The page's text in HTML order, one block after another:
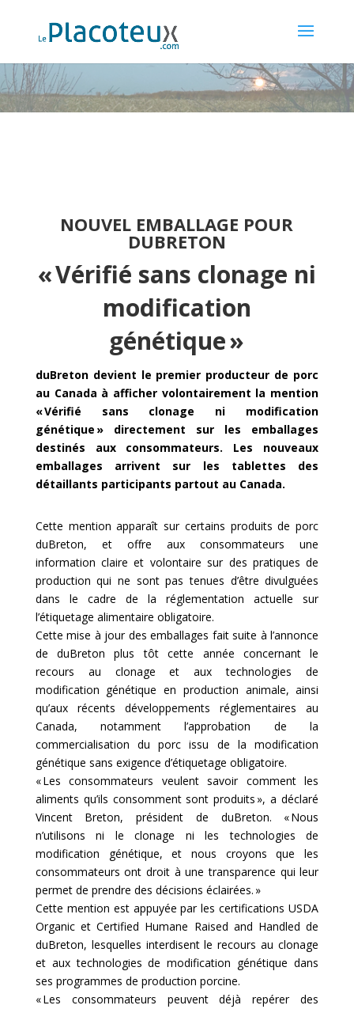
NOUVEL EMBALLAGE POUR
DUBRETON
« Vérifié sans clonage ni
modification
génétique »
duBreton devient le premier producteur de porc
au Canada à afficher volontairement la mention
« Vérifié sans clonage ni modification
génétique » directement sur les emballages
destinés aux consommateurs. Les nouveaux
emballages arrivent sur les tablettes des
détaillants participants partout au Canada.
Cette mention apparaît sur certains produits de porc
duBreton, et offre aux consommateurs une
information claire et volontaire sur des pratiques de
production qui ne sont pas tenues d’être divulguées
dans le cadre de la réglementation actuelle sur
l’étiquetage alimentaire obligatoire.
Cette mise à jour des emballages fait suite à l’annonce
de duBreton plus tôt cette année concernant le
recours au clonage et aux technologies de
modification génétique en production animale, ainsi
qu’aux récents développements réglementaires au
Canada, notamment l’approbation de la
commercialisation du porc issu de la modification
génétique sans exigence d’étiquetage obligatoire.
« Les consommateurs veulent savoir comment les
aliments qu’ils consomment sont produits », a déclaré
Vincent Breton, président de duBreton. « Nous
n’utilisons ni le clonage ni les technologies de
modification génétique, et nous croyons que les
consommateurs ont droit à une transparence qui leur
permet de prendre des décisions éclairées. »
Cette mention est appuyée par les certifications USDA
Organic et Certified Humane Raised and Handled de
duBreton, lesquelles interdisent le recours au clonage
et aux technologies de modification génétique dans
ses programmes de production porcine.
« Les consommateurs peuvent déjà repérer des